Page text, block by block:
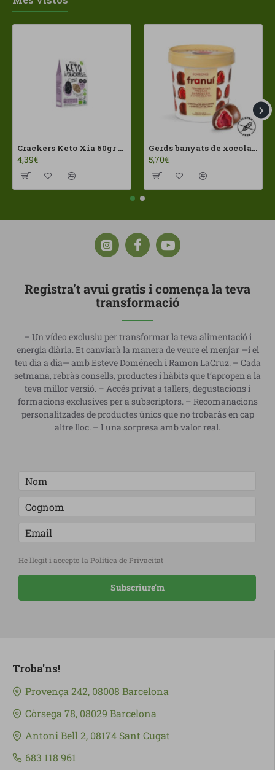
Crackers Keto Xia 60gr Joice Foods ECO
4,39€
Gerds banyats de xocolates amb llet Franui 150gr Sense Gluten
5,70€
Registra’t avui gratis i comença la teva
transformació
– Un vídeo exclusiu per transformar la teva alimentació i
energia diària. Et canviarà la manera de veure el menjar —i el
teu dia a dia— amb Esteve Doménech i Ramon LaCruz. – Cada
setmana, rebràs consells, productes i hàbits que t’apropen a la
teva millor versió. – Accés privat a tallers, degustacions i
formacions exclusives per a subscriptors. – Recomanacions
personalitzades de productes únics que no trobaràs en cap
altre lloc. – I una sorpresa amb valor real.
He llegit i accepto laPolítica de Privacitat
Subscriure'm
Troba'ns!
Provença 242, 08008 Barcelona
Còrsega 78, 08029 Barcelona
Antoni Bell 2, 08174 Sant Cugat
683 118 961